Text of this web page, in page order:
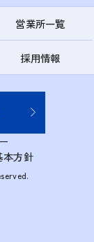
営業所一覧
採用情報
本方針